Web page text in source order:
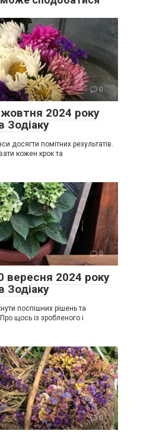
0
2024 року
Зодіаку
досягти помітних результатів.
кожен крок та
0
вересня 2024 року
Зодіаку
поспішних рішень та
щось із зробленого і
0